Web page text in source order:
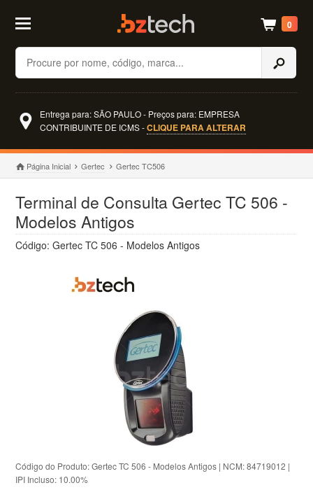
Buscar
0
Entrega para: SÃO PAULO - Preços para: EMPRESA
CONTRIBUINTE DE ICMS -CLIQUE PARA ALTERAR
Página Inicial Gertec Gertec TC506
Terminal de Consulta Gertec TC 506 -
Modelos Antigos
Código: Gertec TC 506 - Modelos Antigos
Código do Produto: Gertec TC 506 - Modelos Antigos | NCM: 84719012 |
IPI Incluso: 10.00%